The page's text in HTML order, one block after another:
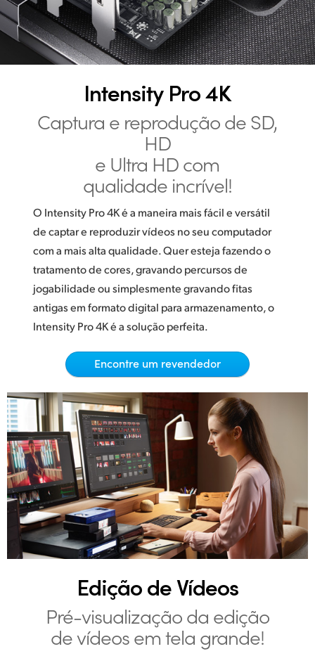
Finland
France
Hong Kong SAR, China
India
Mexico
Malaysia
Netherlands
Norway
Poland
Portugal
Singapore
South Africa
Spain
Sweden
Chinese Taipei
Turkey
UAE
Intensity Pro 4K
Captura e reprodução de SD,
HD
e Ultra HD com
qualidade incrível!
O Intensity Pro 4K é a maneira mais fácil e versátil
de captar e reproduzir vídeos no seu computador
com a mais alta qualidade. Quer esteja fazendo o
tratamento de cores, gravando percursos de
jogabilidade ou simplesmente gravando fitas
antigas em formato digital para armazenamento, o
Intensity Pro 4K é a solução perfeita.
Encontre um revendedor
Edição de Vídeos
Pré-visualização da edição
de vídeos em tela grande!